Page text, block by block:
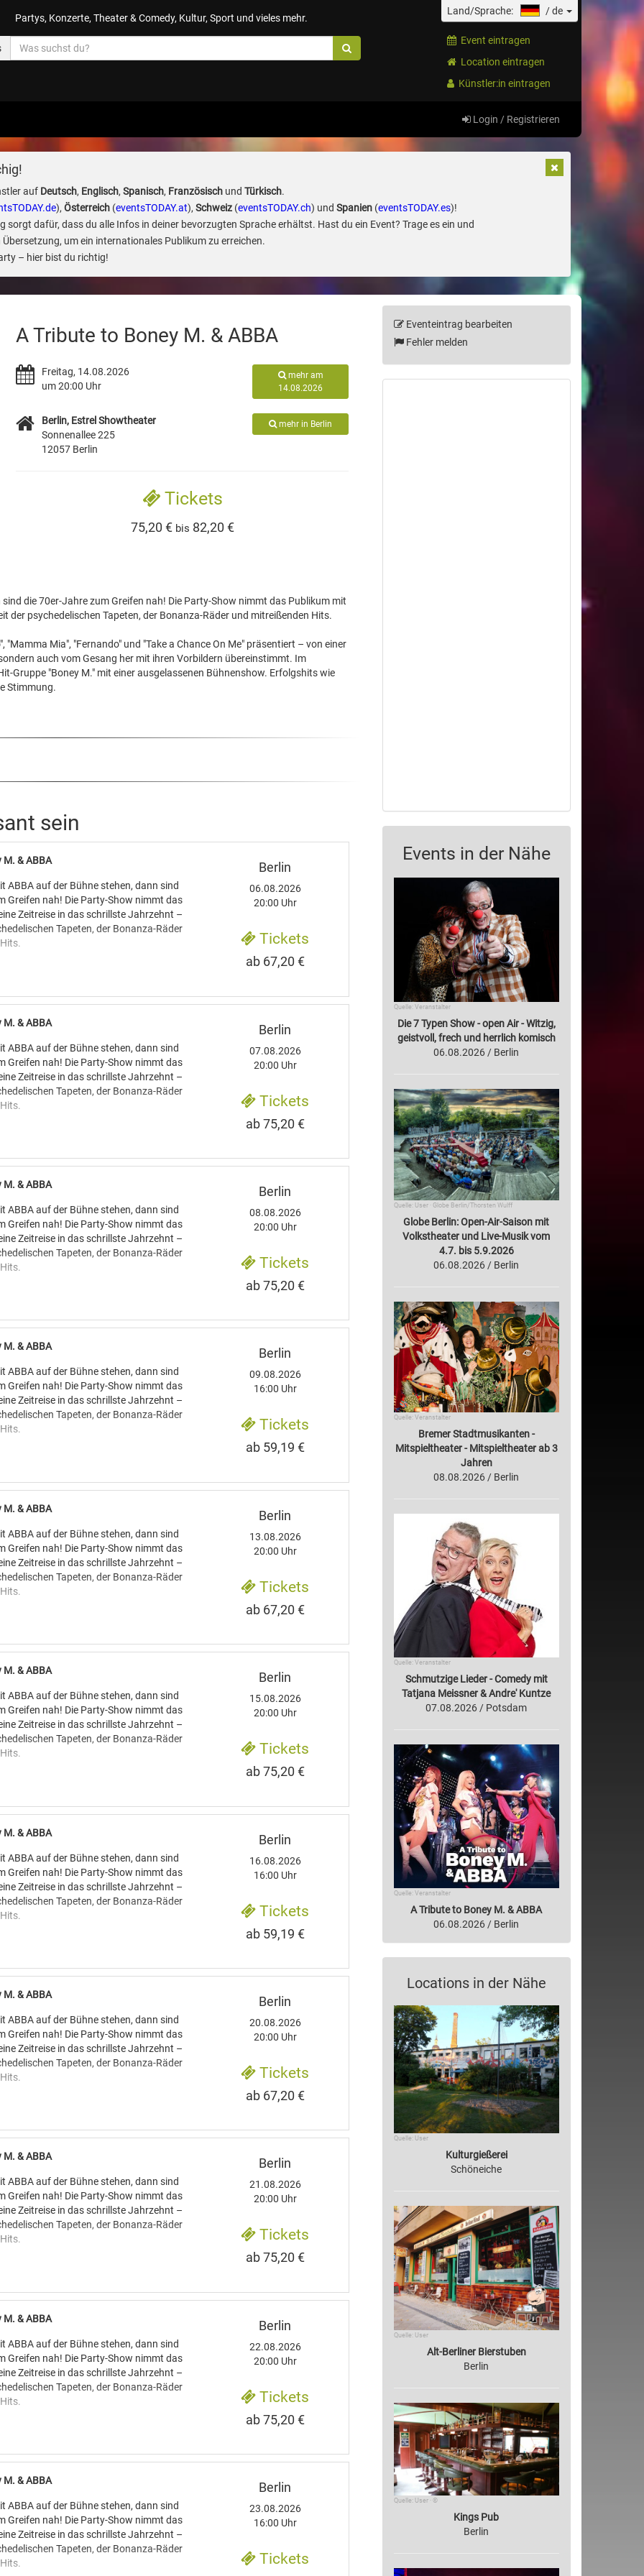
Partys, Konzerte, Theater & Comedy, Kultur, Sport und vieles mehr.
Land/Sprache: /de
Event eintragen
Location eintragen
Künstler:in eintragen
Login / Registrieren
auf Deutsch, Englisch, Spanisch, Französischund Türkisch.
), Österreich(eventsTODAY.at), Schweiz(eventsTODAY.ch) und Spanien(eventsTODAY.es)!
sorgt dafür, dass du alle Infos in deiner bevorzugten Sprache erhältst. Hast du ein Event? Trage es ein und
um ein internationales Publikum zu erreichen.
– hier bist du richtig!
A Tribute to Boney M. & ABBA
Freitag, 14.08.2026
um 20:00 Uhr
mehr am
14.08.2026
Berlin, Estrel Showtheater
Sonnenallee 225
12057 Berlin
mehr in Berlin
Tickets
75,20 € bis 82,20 €
die 70er-Jahre zum Greifen nah! Die Party-Show nimmt das Publikum mit
der psychedelischen Tapeten, der Bonanza-Räder und mitreißenden Hits.
"Mamma Mia", "Fernando" und "Take a Chance On Me" präsentiert – von einer
auch vom Gesang her mit ihren Vorbildern übereinstimmt. Im
Gruppe "Boney M." mit einer ausgelassenen Bühnenshow. Erfolgshits wie
Stimmung.
sein
M. & ABBA
ABBA auf der Bühne stehen, dann sind
Greifen nah! Die Party-Show nimmt das
Zeitreise in das schrillste Jahrzehnt –
Tapeten, der Bonanza-Räder
Formation, die den Schweden nicht
auch vom Gesang her mit ihren
Im Anschluss präsentieren vier
die Hit-Gruppe "Boney M." mit einer
Erfolgshits wie "Rivers of
Cool“ garantieren beste Stimmung.
Berlin
06.08.2026
20:00 Uhr
Tickets
ab 67,20 €
M. & ABBA
ABBA auf der Bühne stehen, dann sind
Greifen nah! Die Party-Show nimmt das
Zeitreise in das schrillste Jahrzehnt –
Tapeten, der Bonanza-Räder
auch vom Gesang her mit ihren
Im Anschluss präsentieren vier
die Hit-Gruppe "Boney M." mit einer
Erfolgshits wie "Rivers of
Cool“ garantieren beste Stimmung.
Berlin
07.08.2026
20:00 Uhr
Tickets
ab 75,20 €
M. & ABBA
ABBA auf der Bühne stehen, dann sind
Greifen nah! Die Party-Show nimmt das
Zeitreise in das schrillste Jahrzehnt –
Tapeten, der Bonanza-Räder
auch vom Gesang her mit ihren
Im Anschluss präsentieren vier
die Hit-Gruppe "Boney M." mit einer
Erfolgshits wie "Rivers of
Cool“ garantieren beste Stimmung.
Berlin
08.08.2026
20:00 Uhr
Tickets
ab 75,20 €
M. & ABBA
ABBA auf der Bühne stehen, dann sind
Greifen nah! Die Party-Show nimmt das
Zeitreise in das schrillste Jahrzehnt –
Tapeten, der Bonanza-Räder
Formation, die den Schweden nicht
auch vom Gesang her mit ihren
Im Anschluss präsentieren vier
die Hit-Gruppe "Boney M." mit einer
Erfolgshits wie "Rivers of
Cool“ garantieren beste Stimmung.
Berlin
09.08.2026
16:00 Uhr
Tickets
ab 59,19 €
M. & ABBA
ABBA auf der Bühne stehen, dann sind
Greifen nah! Die Party-Show nimmt das
Zeitreise in das schrillste Jahrzehnt –
Tapeten, der Bonanza-Räder
auch vom Gesang her mit ihren
Im Anschluss präsentieren vier
die Hit-Gruppe "Boney M." mit einer
Erfolgshits wie "Rivers of
Cool“ garantieren beste Stimmung.
Berlin
13.08.2026
20:00 Uhr
Tickets
ab 67,20 €
M. & ABBA
ABBA auf der Bühne stehen, dann sind
Greifen nah! Die Party-Show nimmt das
Zeitreise in das schrillste Jahrzehnt –
Tapeten, der Bonanza-Räder
Formation, die den Schweden nicht
Im Anschluss präsentieren vier
die Hit-Gruppe "Boney M." mit einer
Erfolgshits wie "Rivers of
Cool“ garantieren beste Stimmung.
Berlin
15.08.2026
20:00 Uhr
Tickets
ab 75,20 €
M. & ABBA
ABBA auf der Bühne stehen, dann sind
Greifen nah! Die Party-Show nimmt das
Zeitreise in das schrillste Jahrzehnt –
Tapeten, der Bonanza-Räder
Formation, die den Schweden nicht
auch vom Gesang her mit ihren
Im Anschluss präsentieren vier
die Hit-Gruppe "Boney M." mit einer
Erfolgshits wie "Rivers of
Cool“ garantieren beste Stimmung.
Berlin
16.08.2026
16:00 Uhr
Tickets
ab 59,19 €
M. & ABBA
ABBA auf der Bühne stehen, dann sind
Greifen nah! Die Party-Show nimmt das
Zeitreise in das schrillste Jahrzehnt –
Tapeten, der Bonanza-Räder
auch vom Gesang her mit ihren
Im Anschluss präsentieren vier
die Hit-Gruppe "Boney M." mit einer
Erfolgshits wie "Rivers of
Cool“ garantieren beste Stimmung.
Berlin
20.08.2026
20:00 Uhr
Tickets
ab 67,20 €
M. & ABBA
ABBA auf der Bühne stehen, dann sind
Greifen nah! Die Party-Show nimmt das
Zeitreise in das schrillste Jahrzehnt –
Tapeten, der Bonanza-Räder
Formation, die den Schweden nicht
auch vom Gesang her mit ihren
Im Anschluss präsentieren vier
die Hit-Gruppe "Boney M." mit einer
Erfolgshits wie "Rivers of
Cool“ garantieren beste Stimmung.
Berlin
21.08.2026
20:00 Uhr
Tickets
ab 75,20 €
M. & ABBA
ABBA auf der Bühne stehen, dann sind
Greifen nah! Die Party-Show nimmt das
Zeitreise in das schrillste Jahrzehnt –
Tapeten, der Bonanza-Räder
auch vom Gesang her mit ihren
Im Anschluss präsentieren vier
die Hit-Gruppe "Boney M." mit einer
Erfolgshits wie "Rivers of
Cool“ garantieren beste Stimmung.
Berlin
22.08.2026
20:00 Uhr
Tickets
ab 75,20 €
M. & ABBA
ABBA auf der Bühne stehen, dann sind
Greifen nah! Die Party-Show nimmt das
Zeitreise in das schrillste Jahrzehnt –
Tapeten, der Bonanza-Räder
Berlin
23.08.2026
16:00 Uhr
Tickets
Eventeintrag bearbeiten
Fehler melden
Events in der Nähe
Quelle: Veranstalter
Die 7 Typen Show - open Air - Witzig,
geistvoll, frech und herrlich komisch
06.08.2026 / Berlin
Quelle: User · Globe Berlin/Thorsten Wulff
Globe Berlin: Open-Air-Saison mit
Volkstheater und Live-Musik vom
4.7. bis 5.9.2026
06.08.2026 / Berlin
Quelle: Veranstalter
Bremer Stadtmusikanten -
Mitspieltheater - Mitspieltheater ab 3
Jahren
08.08.2026 / Berlin
Quelle: Veranstalter
Schmutzige Lieder - Comedy mit
Tatjana Meissner & Andre' Kuntze
07.08.2026 / Potsdam
Quelle: Veranstalter
A Tribute to Boney M. & ABBA
06.08.2026 / Berlin
Locations in der Nähe
Quelle: User
Kulturgießerei
Schöneiche
Quelle: User
Alt-Berliner Bierstuben
Berlin
Quelle: User · ©
Kings Pub
Berlin